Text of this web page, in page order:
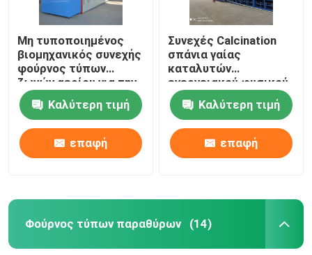
Μη τυποποιημένος
βιομηχανικός συνεχής
φούρνος τύπων
ζωνών αερίου για την
κεραμική
Καλύτερη τιμή
επαφή
Συνεχές Calcination
σπάνια γαίας
καταλυτών
ενεργειακού φυσικού
αερίου φούρνων
ζωνών πλέγματος
Καλύτερη τιμή
επαφή
Φούρνος τύπων παραθύρων (14)